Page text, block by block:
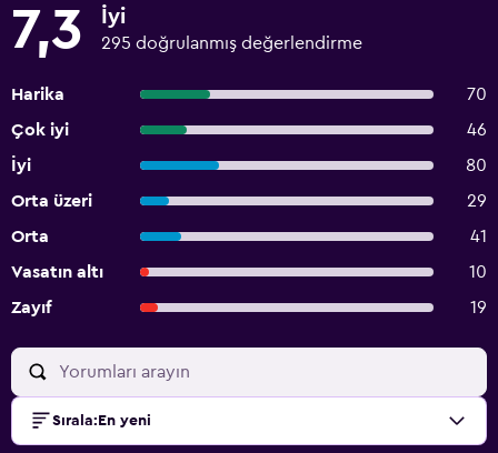
7,3 İyi
295 doğrulanmış değerlendirme
Harika
70
Çok iyi
46
İyi
80
Orta üzeri
29
Orta
41
Vasatın altı
10
Zayıf
19
Sırala: En yeni